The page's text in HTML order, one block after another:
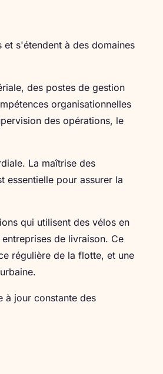
s'étendent à des domaines
des postes de gestion
organisationnelles
des opérations, le
La maîtrise des
essentielle pour assurer la
qui utilisent des vélos en
de livraison. Ce
régulière de la flotte, et une
à jour constante des